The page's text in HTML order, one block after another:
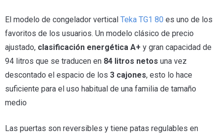
El modelo de congelador vertical Teka TG1 80 es uno de los
favoritos de los usuarios. Un modelo clásico de precio
ajustado, clasificación energética A+ y gran capacidad de
94 litros que se traducen en 84 litros netos una vez
descontado el espacio de los 3 cajones, esto lo hace
suficiente para el uso habitual de una familia de tamaño
medio
Las puertas son reversibles y tiene patas regulables en